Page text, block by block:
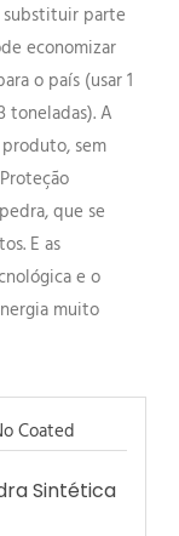
parte
economizar
o país (usar 1
toneladas). A
sem
que se
E as
e o
muito
Sintética